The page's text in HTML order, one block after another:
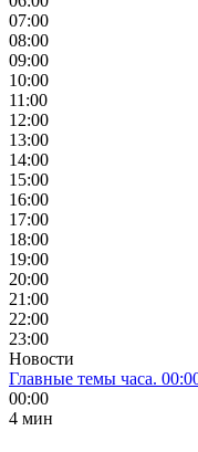
07:00
08:00
09:00
10:00
11:00
12:00
13:00
14:00
15:00
16:00
17:00
18:00
19:00
20:00
21:00
22:00
23:00
Новости
Главные темы часа.
00:00
4 мин